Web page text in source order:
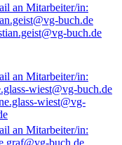
buch.de
wiest@vg-